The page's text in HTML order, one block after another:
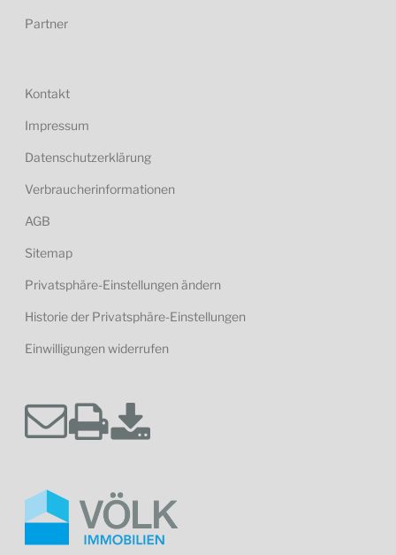
Partner
Kontakt
Impressum
Datenschutzerklärung
Verbraucherinformationen
AGB
Sitemap
Privatsphäre-Einstellungen ändern
Historie der Privatsphäre-Einstellungen
Einwilligungen widerrufen